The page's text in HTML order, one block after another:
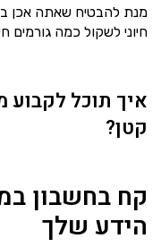
מנת להבטיח שאתה אכן
חיוני לשקול כמה גורמים
איך תוכל לקבוע
קטן?
קח בחשבון
הידע שלך